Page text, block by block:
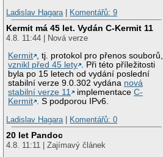
Ladislav Hagara | Komentářů: 9
Kermit má 45 let. Vydán C-Kermit 11
4.8. 11:44 | Nová verze
Kermit , tj. protokol pro přenos souborů,
vznikl před 45 lety . Při této příležitosti
byla po 15 letech od vydání poslední
stabilní verze 9.0.302 vydána nová
stabilní verze 11
implementaceC-
Kermit . S podporou IPv6.
Ladislav Hagara | Komentářů: 0
20 let Pandoc
4.8. 11:11 | Zajímavý článek